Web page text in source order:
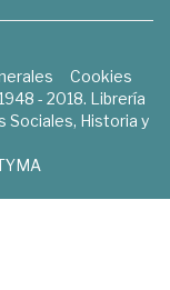
Cookies
- 2018. Librería
Sociales, Historia y